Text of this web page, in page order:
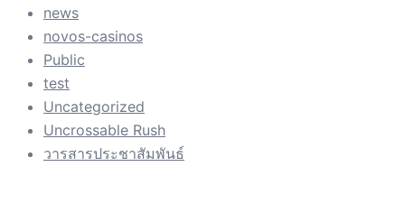
news
novos-casinos
Public
test
Uncategorized
Uncrossable Rush
วารสารประชาสัมพันธ์